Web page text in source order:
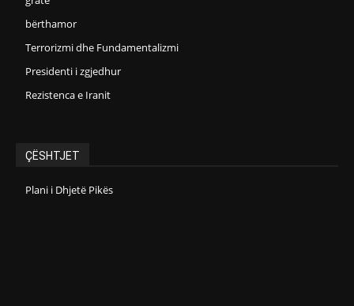
bërthamor
Terrorizmi dhe Fundamentalizmi
Presidenti i zgjedhur
Rezistenca e Iranit
ÇËSHTJET
Plani i Dhjetë Pikës